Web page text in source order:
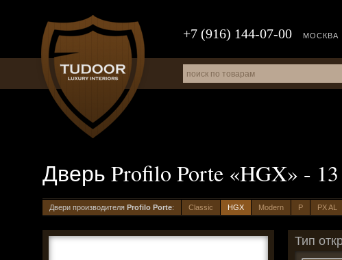
+7 (916) 144-07-00 МОСКВА
Дверь Profilo Porte «HGX» -
Двери производителя Profilo Porte: Classic HGX Modern P PX AL
Тип